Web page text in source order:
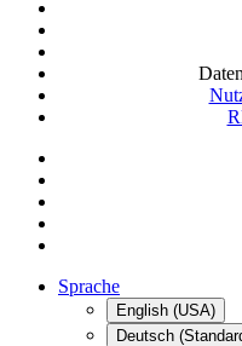
Sprache
English (USA)
Deutsch